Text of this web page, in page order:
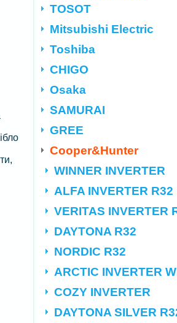
TOSOT
Mitsubishi Electric
Toshiba
CHIGO
Osaka
SAMURAI
GREE
Cooper&Hunter
WINNER INVERTER
ALFA INVERTER R32
VERITAS INVERTER
DAYTONA R32
NORDIC R32
ARCTIC INVERTER
COZY INVERTER
DAYTONA SILVER